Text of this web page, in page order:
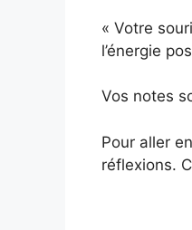
« Votre
l’énergie
Vos notes
Pour aller
réflexions.